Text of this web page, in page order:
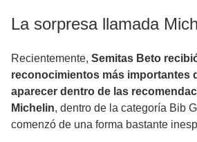
La sorpresa llamada
Recientemente, Semitas Beto
reconocimientos más importantes
aparecer dentro de las
Michelin, dentro de la categoría Bib
comenzó de una forma bastante